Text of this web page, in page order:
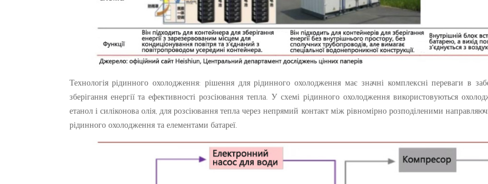
Технологія рідинного охолодження: рішення для рідинного охолодження має значні комплексні переваги в
зберігання енергії та ефективності розсіювання тепла. У схемі рідинного охолодження використовуються
етанол і силіконова олія, для розсіювання тепла через непрямий контакт між рівномірно розподіленими
рідинного охолодження та елементами батареї.